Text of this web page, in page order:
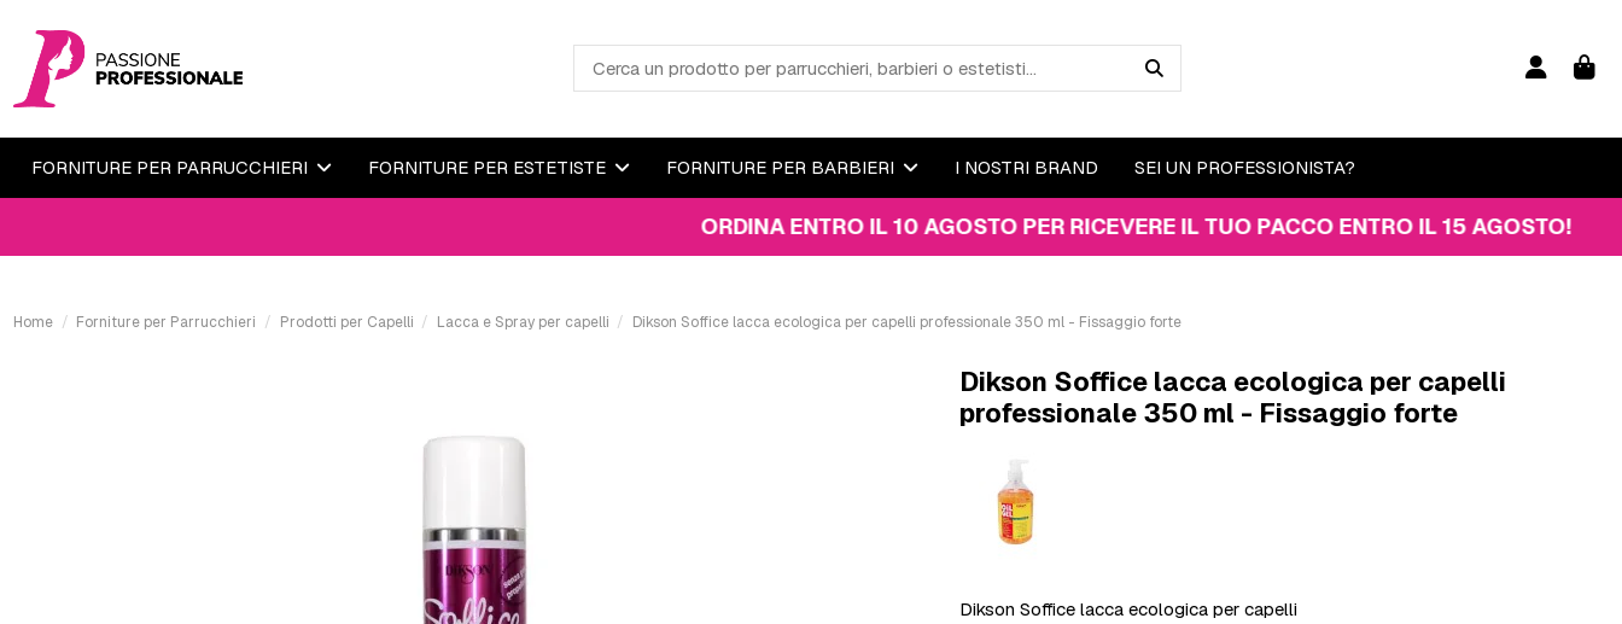
FORNITURE PER PARRUCCHIERI FORNITURE PER ESTETISTE FORNITURE PER BARBIERI I NOSTRI BRAND SEI UN PROFESSIONISTA?
ORDINA ENTRO IL 10 AGOSTO PER RICEVERE IL TUO PACCO ENTRO IL 15 AGOSTO!
Home Forniture per Parrucchieri Prodotti per Capelli Lacca e Spray per capelli Dikson Soffice lacca ecologica per capelli professionale 350 ml - Fissaggio forte
Dikson Soffice lacca ecologica per capelli
professionale 350 ml - Fissaggio forte
Dikson Soffice lacca ecologica per capelli